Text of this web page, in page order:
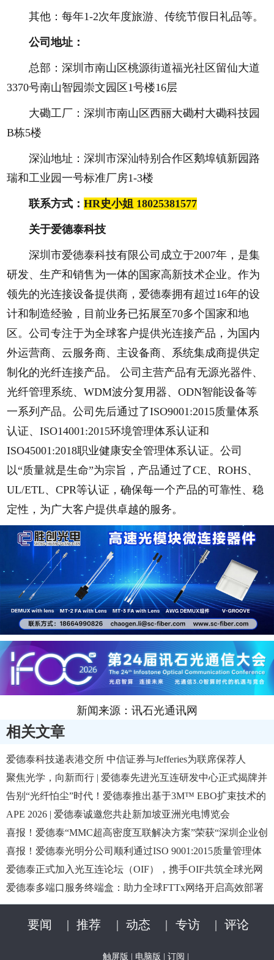
其他：每年1-2次年度旅游、传统节假日礼品等。
公司地址：
总部：深圳市南山区桃源街道福光社区留仙大道
3370号南山智园崇文园区1号楼16层
大磡工厂：深圳市南山区西丽大磡村大磡科技园
B栋5楼
深汕地址：深圳市深汕特别合作区鹅埠镇新园路
瑞和工业园一号标准厂房1-3楼
联系方式：HR史小姐 18025381577
关于爱德泰科技
深圳市爱德泰科技有限公司成立于2007年，是集
研发、生产和销售为一体的国家高新技术企业。作为
领先的光连接设备提供商，爱德泰拥有超过16年的设
计和制造经验，目前业务已拓展至70多个国家和地
区。公司专注于为全球客户提供光连接产品，为国内
外运营商、云服务商、主设备商、系统集成商提供定
制化的光纤连接产品。 公司主营产品有无源光器件、
光纤管理系统、WDM波分复用器、ODN智能设备等
一系列产品。公司先后通过了ISO9001:2015质量体系
认证、ISO14001:2015环境管理体系认证和
ISO45001:2018职业健康安全管理体系认证。公司
以“质量就是生命”为宗旨，产品通过了CE、ROHS、
UL/ETL、CPR等认证，确保每一个产品的可靠性、稳
定性，为广大客户提供卓越的服务。
新闻来源：讯石光通讯网
相关文章
爱德泰科技递表港交所 中信证券与Jefferies为联席保荐人
聚焦光学，向新而行 | 爱德泰先进光互连研发中心正式揭牌并
投入使用
告别“光纤怕尘”时代！爱德泰推出基于3M™ EBO扩束技术的
快插式室外防水连接器
APE 2026 | 爱德泰诚邀您共赴新加坡亚洲光电博览会
喜报！爱德泰“MMC超高密度互联解决方案”荣获“深圳企业创
新纪录”
喜报！爱德泰光明分公司顺利通过ISO 9001:2015质量管理体
系认证
爱德泰正式加入光互连论坛（OIF），携手OIF共筑全球光网
络新生态
爱德泰多端口服务终端盒：助力全球FTTx网络开启高效部署
新时代
要闻
| 推荐 | 动态 | 专访 | 评论
触屏版 电脑版 订阅